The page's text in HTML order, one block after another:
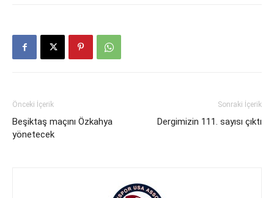
Önceki İçerik
Beşiktaş maçını Özkahya
yönetecek
Sonraki İçerik
Dergimizin 111. sayısı çıktı